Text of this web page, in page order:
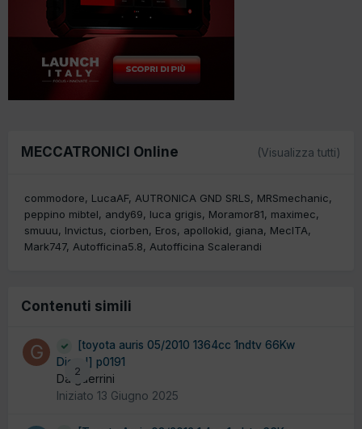
MECCATRONICI Online (Visualizza tutti)
commodore LucaAF AUTRONICA GND SRLS
MRSmechanic
peppino mibtel
andy69 luca grigis Moramor81
maximec
smuuu
Invictus ciorben Eros apollokid giana
MecITA
Mark747 Autofficina5.8 Autofficina Scalerandi
Contenuti simili
2
[toyota auris 05/2010 1364cc 1ndtv 66Kw
Diesel] p0191
Da guerrini
Iniziato 13 Giugno 2025